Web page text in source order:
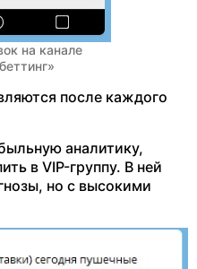
на канале
после каждого
аналитику,
в VIP-группу. В ней
но с высокими